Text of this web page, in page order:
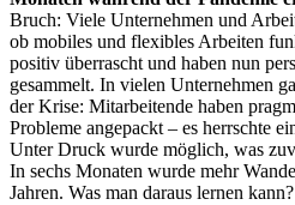
Bruch: Viele Unternehmen und
ob mobiles und flexibles Arbeiten
positiv überrascht und haben nun
gesammelt. In vielen Unternehmen
der Krise: Mitarbeitende haben
Probleme angepackt – es herrschte
Unter Druck wurde möglich, was
In sechs Monaten wurde mehr
Jahren. Was man daraus lernen